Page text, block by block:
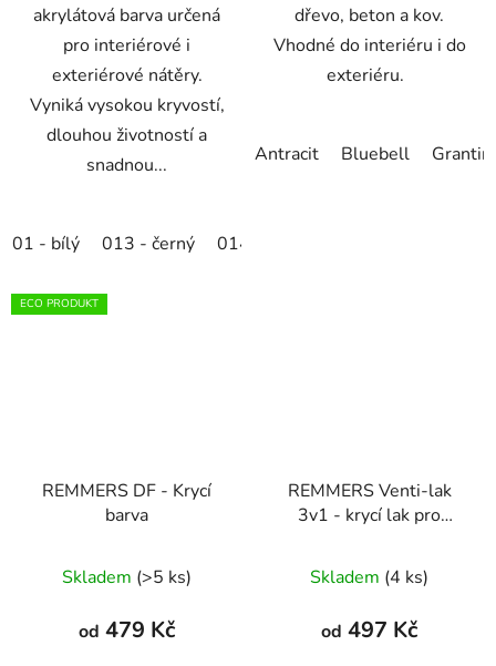
akrylátová barva určená
pro interiérové i
exteriérové nátěry.
Vyniká vysokou kryvostí,
dlouhou životností a
snadnou...
01 - bílý 013 - černý 014 - slonová kost
dřevo, beton a kov.
Vhodné do interiéru i do
exteriéru.
Antracit Bluebell
ECO PRODUKT
REMMERS DF - Krycí
barva
Skladem (>5 ks)
od 479 Kč
REMMERS Venti-lak
3v1 - krycí lak pro
Skladem (4 ks)
od 497 Kč